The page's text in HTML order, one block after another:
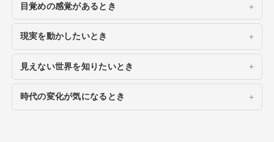
目覚めの感覚があるとき
現実を動かしたいとき
見えない世界を知りたいとき
時代の変化が気になるとき